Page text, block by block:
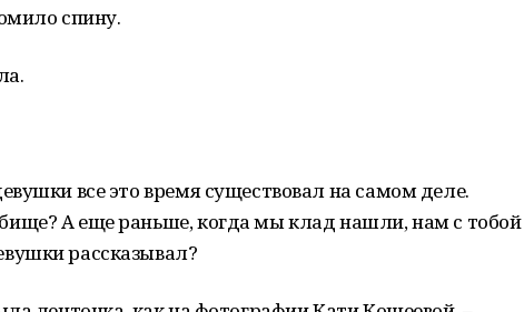
спину.
все это время существовал на самом деле.
А еще раньше, когда мы клад нашли, нам с тобой
рассказывал?